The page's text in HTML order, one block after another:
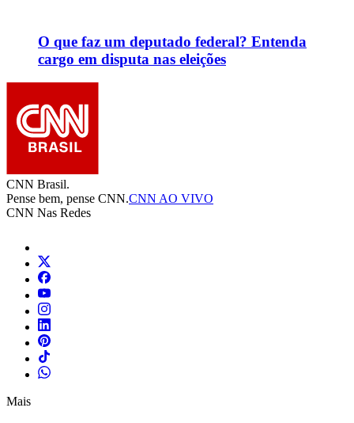
O que faz um deputado federal? Entenda
cargo em disputa nas eleições
CNN Brasil.
Pense bem, pense CNN.CNN AO VIVO
CNN Nas Redes
Mais